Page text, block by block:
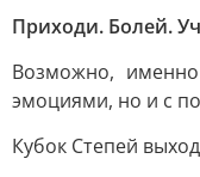
Приходи. Болей.
Возможно,
эмоциями, но и с
Кубок Степей